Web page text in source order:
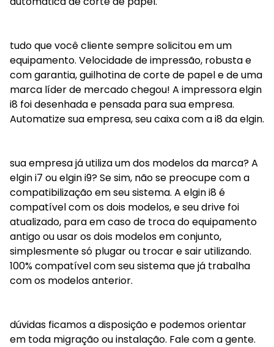
tudo que você cliente sempre solicitou em um
equipamento. Velocidade de impressão, robusta e
com garantia, guilhotina de corte de papel e de uma
marca líder de mercado chegou! A impressora elgin
i8 foi desenhada e pensada para sua empresa.
Automatize sua empresa, seu caixa com a i8 da elgin.
sua empresa já utiliza um dos modelos da marca? A
elgin i7 ou elgin i9? Se sim, não se preocupe com a
compatibilização em seu sistema. A elgin i8 é
compatível com os dois modelos, e seu drive foi
atualizado, para em caso de troca do equipamento
antigo ou usar os dois modelos em conjunto,
simplesmente só plugar ou trocar e sair utilizando.
100% compatível com seu sistema que já trabalha
com os modelos anterior.
dúvidas ficamos a disposição e podemos orientar
em toda migração ou instalação. Fale com a gente.